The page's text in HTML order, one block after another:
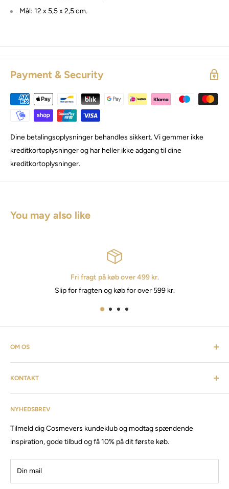
Mål: 12 x 5,5 x 2,5 cm.
Payment & Security
Dine betalingsoplysninger behandles sikkert. Vi gemmer ikke
kreditkortoplysninger og har heller ikke adgang til dine
kreditkortoplysninger.
You may also like
Fri fragt på køb over 499 kr.
Slip for fragten og køb for over 599 kr.
OM OS
finde alt fra frisørartikler, barberudstyr, personlig pleje,
inventar & listen fortsætter. Cosmevers er etableret i 2020, vi
har siden da solgt produkter og maskiner, til både privat &
Besøg vores store butik / showroom i Brabrand.
NYHEDSBREV
Tilmeld dig Cosmevers kundeklub og modtag spændende
inspiration, gode tilbud og få 10% på dit første køb.
Din mail
KONTAKT
CVR:41 50 56 21